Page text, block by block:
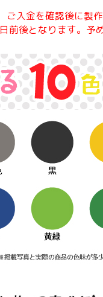
入金を確認後に製作
前後となります。予